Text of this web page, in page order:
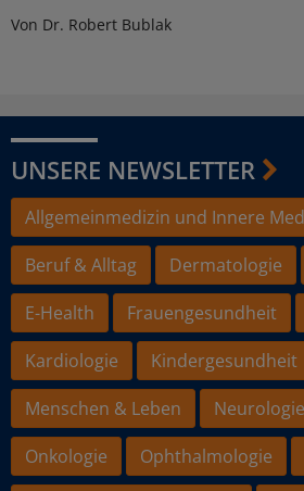
Von Dr. Robert Bublak
UNSERE NEWSLETTER
Allgemeinmedizin und Innere
Beruf & Alltag
Dermatologie
E-Health
Frauengesundheit
Kardiologie
Kindergesundheit
Menschen & Leben
Onkologie
Ophthalmologie